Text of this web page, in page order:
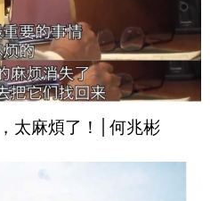
太麻煩了！│何兆彬